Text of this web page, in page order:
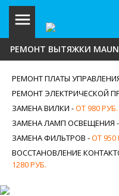
РЕМОНТ ВЫТЯЖКИ
РЕМОНТ ПЛАТЫ
РЕМОНТ ЭЛЕКТРИЧЕСКОЙ
ЗАМЕНА ВИЛКИ -ОТ 980 РУБ.
ЗАМЕНА ЛАМП ОСВЕЩЕНИЯ -
ЗАМЕНА ФИЛЬТРОВ -ОТ 950
ВОССТАНОВЛЕНИЕ
1280 РУБ.